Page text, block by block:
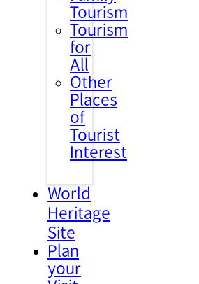
Tourism
Tourism
for
All
Other
Places
of
Tourist
Interest
World
Heritage
Site
Plan
your